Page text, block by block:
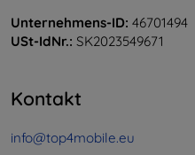
Unternehmens-ID: 46701494
USt-IdNr.: SK2023549671
Kontakt
info@top4mobile.eu